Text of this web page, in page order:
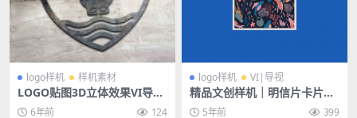
logo样机 样机素材
LOGO贴图3D立体效果VI导视
智能贴图PS样机素材
6年前 124
logo样机 VI|导视
精品文创样机｜明信片卡片邀
请函5年前 399